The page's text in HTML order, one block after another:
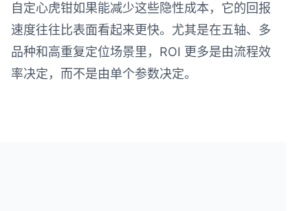
自定心虎钳如果能减少这些隐性成本，它的回报
速度往往比表面看起来更快。尤其是在五轴、多
品种和高重复定位场景里，ROI 更多是由流程效
率决定，而不是由单个参数决定。